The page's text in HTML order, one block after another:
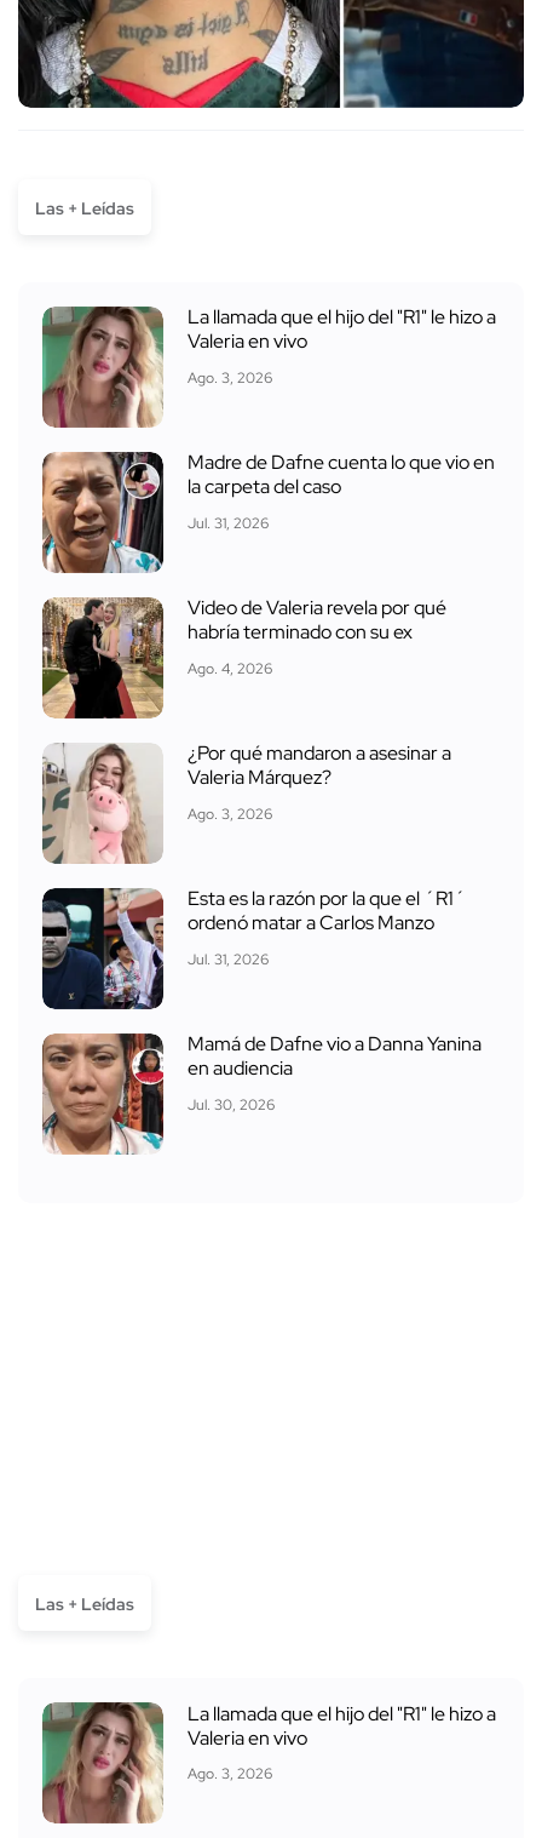
Las + Leídas
La llamada que el hijo del "R1" le hizo a
Valeria en vivo
Ago. 3, 2026
Madre de Dafne cuenta lo que vio en
la carpeta del caso
Jul. 31, 2026
Video de Valeria revela por qué
habría terminado con su ex
Ago. 4, 2026
¿Por qué mandaron a asesinar a
Valeria Márquez?
Ago. 3, 2026
Esta es la razón por la que el ´R1´
ordenó matar a Carlos Manzo
Jul. 31, 2026
Mamá de Dafne vio a Danna Yanina
en audiencia
Jul. 30, 2026
Las + Leídas
La llamada que el hijo del "R1" le hizo a
Valeria en vivo
Ago. 3, 2026